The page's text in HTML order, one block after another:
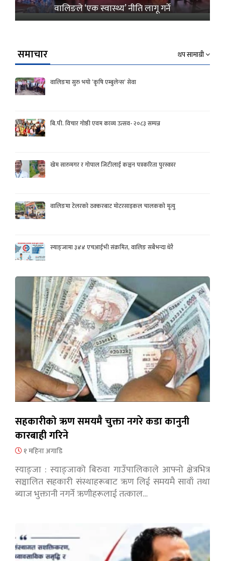
वालिङले ‘एक स्वास्थ्य’ नीति लागू गर्ने
समाचार थप सामाग्री
वालिङमा सुरु भयो ‘कृषि एम्बुलेन्स’ सेवा
बि.पी. विचार गोष्ठी एवम काव्य उत्सव- २०८३ सम्पन्न
खेम सारुमगर र गोपाल जिटीलाई कञ्चन पत्रकरिता पुरस्कार
वालिङमा टेलरको ठक्करबाट मोटरसाइकल चालकको मृत्यु
स्याङ्जामा ३४४ एचआईभी संक्रमित, वालिङ सबैभन्दा धेरै
सहकारीको ऋण समयमै चुक्ता नगरे कडा कानुनी
कारबाही गरिने
१ महिना अगाडि
स्याङ्जा : स्याङ्जाको बिरुवा गाउँपालिकाले आफ्नो क्षेत्रभित्र
सञ्चालित सहकारी संस्थाहरूबाट ऋण लिई समयमै सावाँ तथा
ब्याज भुक्तानी नगर्ने ऋणीहरूलाई तत्काल…